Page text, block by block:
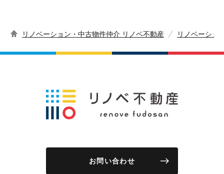
リノベーション・中古物件仲介 リノベ不動産 リノベーショ
お問い合わせ